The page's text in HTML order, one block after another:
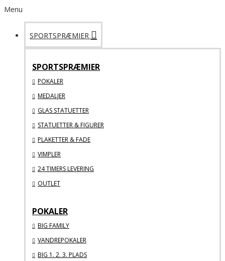
Menu
SPORTSPRÆMIER
SPORTSPRÆMIER
POKALER
MEDALJER
GLAS STATUETTER
STATUETTER & FIGURER
PLAKETTER & FADE
VIMPLER
24 TIMERS LEVERING
OUTLET
POKALER
BIG FAMILY
VANDREPOKALER
BIG 1. 2. 3. PLADS